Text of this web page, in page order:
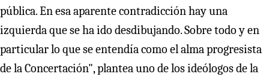
pública. En esa aparente contradicción hay una
izquierda que se ha ido desdibujando. Sobre todo y en
particular lo que se entendía como el alma progresista
de la Concertación", plantea uno de los ideólogos de la